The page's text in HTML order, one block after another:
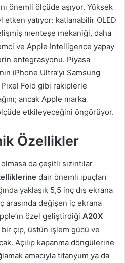
önemli ölçüde aşıyor. Yüksek
etken yatıyor: katlanabilir OLED
menteşe mekaniği, daha
ve Apple Intelligence yapay
entegrasyonu. Piyasa
iPhone Ultra’yı Samsung
Fold gibi rakiplerle
ancak Apple marka
etkileyeceğini öngörüyor.
Özellikler
da çeşitli sızıntılar
dair önemli ipuçları
yaklaşık 5,5 inç dış ekrana
arasında değişen iç ekrana
özel geliştirdiği A20X
çip, üstün işlem gücü ve
Açılıp kapanma döngülerine
amacıyla titanyum ya da